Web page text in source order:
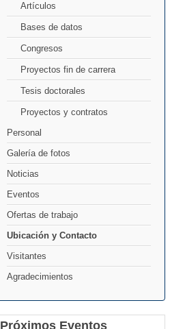
Artículos
Bases de datos
Congresos
Proyectos fin de carrera
Tesis doctorales
Proyectos y contratos
Personal
Galería de fotos
Noticias
Eventos
Ofertas de trabajo
Ubicación y Contacto
Visitantes
Agradecimientos
Próximos Eventos